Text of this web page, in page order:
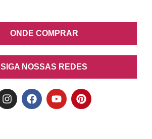
ONDE COMPRAR
SIGA NOSSAS REDES